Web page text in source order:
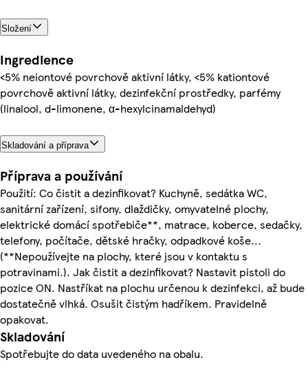
Složení
Ingredience
<5% neiontové povrchově aktivní látky, <5% kationtové
povrchově aktivní látky, dezinfekční prostředky, parfémy
(linalool, d-limonene, α-hexylcinamaldehyd)
Skladování a příprava
Příprava a používání
Použití: Co čistit a dezinfikovat? Kuchyně, sedátka WC,
sanitární zařízení, sifony, dlaždičky, omyvatelné plochy,
elektrické domácí spotřebiče**, matrace, koberce, sedačky,
telefony, počítače, dětské hračky, odpadkové koše...
(**Nepoužívejte na plochy, které jsou v kontaktu s
potravinami.). Jak čistit a dezinfikovat? Nastavit pistoli do
pozice ON. Nastříkat na plochu určenou k dezinfekci, až bude
dostatečně vlhká. Osušit čistým hadříkem. Pravidelně
opakovat.
Skladování
Spotřebujte do data uvedeného na obalu.